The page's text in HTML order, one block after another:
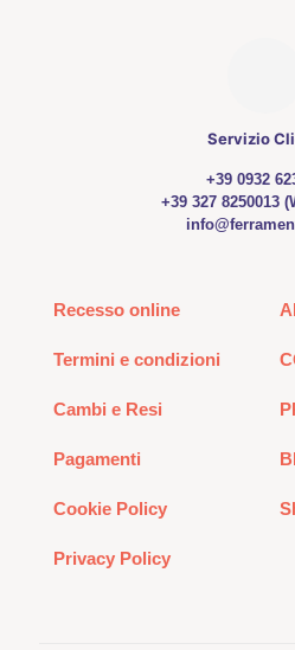
Servizio
+39 0932
+39 327 8250013
Recesso online
Termini e condizioni
Cambi e Resi
Pagamenti
Cookie Policy
Privacy Policy